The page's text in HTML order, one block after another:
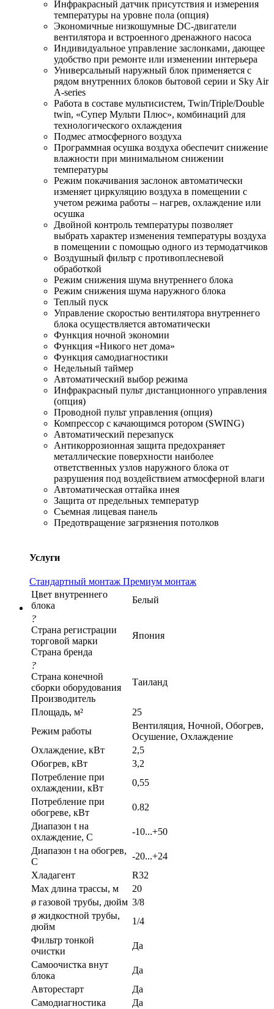
Инфракрасный датчик присутствия и измерения
температуры на уровне пола (опция)
Экономичные низкошумные DC-двигатели
вентилятора и встроенного дренажного насоса
Индивидуальное управление заслонками, дающее
удобство при ремонте или изменении интерьера
Универсальный наружный блок применяется с
рядом внутренних блоков бытовой серии и Sky Air
A-series
Работа в составе мультисистем, Twin/Triple/Double
twin, «Супер Мульти Плюс», комбинаций для
технологического охлаждения
Подмес атмосферного воздуха
Программная осушка воздуха обеспечит снижение
влажности при минимальном снижении
температуры
Режим покачивания заслонок автоматически
изменяет циркуляцию воздуха в помещении с
учетом режима работы – нагрев, охлаждение или
осушка
Двойной контроль температуры позволяет
выбрать характер изменения температуры воздуха
в помещении с помощью одного из термодатчиков
Воздушный фильтр с противоплесневой
обработкой
Режим снижения шума внутреннего блока
Режим снижения шума наружного блока
Теплый пуск
Управление скоростью вентилятора внутреннего
блока осуществляется автоматически
Функция ночной экономии
Функция «Никого нет дома»
Функция самодиагностики
Недельный таймер
Автоматический выбор режима
Инфракрасный пульт дистанционного управления
(опция)
Проводной пульт управления (опция)
Компрессор с качающимся ротором (SWING)
Автоматический перезапуск
Антикоррозионная защита предохраняет
металлические поверхности наиболее
ответственных узлов наружного блока от
разрушения под воздействием атмосферной влаги
Автоматическая оттайка инея
Защита от предельных температур
Съемная лицевая панель
Предотвращение загрязнения потолков
Услуги
Стандартный монтаж Премиум монтаж
Цвет внутреннего
блока
Белый
?
Страна регистрации
торговой марки
Страна бренда
Япония
?
Страна конечной
сборки оборудования
Производитель
Таиланд
Площадь, м²
25
Режим работы
Вентиляция, Ночной, Обогрев,
Осушение, Охлаждение
Охлаждение, кВт
2,5
Обогрев, кВт
3,2
Потребление при
охлаждении, кВт
0,55
Потребление при
обогреве, кВт
0.82
Диапазон t на
охлаждение, С
-10...+50
Диапазон t на обогрев,
С
-20...+24
Хладагент
R32
Max длина трассы, м
20
ø газовой трубы, дюйм 3/8
ø жидкостной трубы,
дюйм
1/4
Фильтр тонкой
очистки
Да
Самоочистка внут
блока
Да
Авторестарт
Да
Самодиагностика
Да